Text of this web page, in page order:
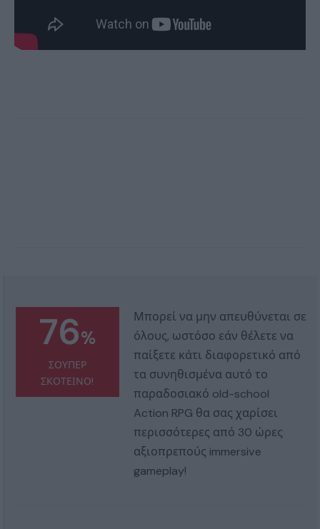
76%
ΣΟΥΠΕΡ
ΣΚΟΤΕΙΝΟ!
Μπορεί να μην απευθύνεται σε
όλους, ωστόσο εάν θέλετε να
παίξετε κάτι διαφορετικό από
τα συνηθισμένα αυτό το
παραδοσιακό old-school
Action RPG θα σας χαρίσει
περισσότερες από 30 ώρες
αξιοπρεπούς immersive
gameplay!